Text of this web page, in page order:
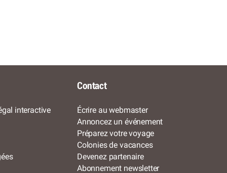
interactive
Contact
Écrire au webmaster
Annoncez un événement
Préparez votre voyage
Colonies de vacances
Devenez partenaire
Abonnement newsletter